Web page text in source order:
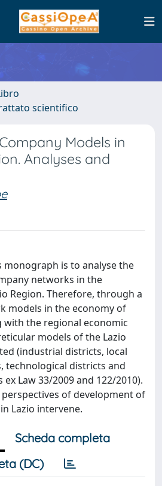
scientifico
Models in
Analyses and
monograph is to analyse the
networks in the
Region. Therefore, through a
models in the economy of
the regional economic
models of the Lazio
(industrial districts, local
technological districts and
Law 33/2009 and 122/2010).
of development of
Lazio intervene.
Scheda completa
(DC)